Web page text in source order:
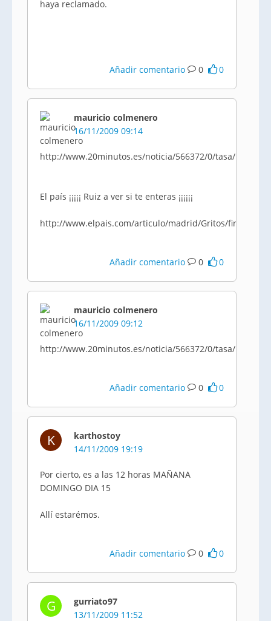
haya reclamado.
Añadir comentario 0 0
mauricio colmenero
16/11/2009 09:14
http://www.20minutos.es/noticia/566372/0/tasa/
El país ¡¡¡¡¡ Ruiz a ver si te enteras ¡¡¡¡¡¡
http://www.elpais.com/articulo/madrid/Gritos/firmas/
Añadir comentario 0 0
mauricio colmenero
16/11/2009 09:12
http://www.20minutos.es/noticia/566372/0/tasa/
Añadir comentario 0 0
K
karthostoy
14/11/2009 19:19
Por cierto, es a las 12 horas MAÑANA
DOMINGO DIA 15
Allí estarémos.
Añadir comentario 0 0
G
gurriato97
13/11/2009 11:52